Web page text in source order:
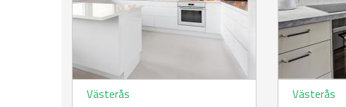
Västerås Västerås